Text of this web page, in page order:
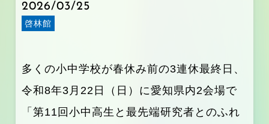
2026/03/25
啓林館
多くの小中学校が春休み前の3連休最終日、
令和8年3月22日（日）に愛知県内2会場で
「第11回小中高生と最先端研究者とのふれ